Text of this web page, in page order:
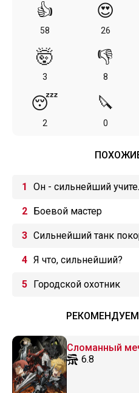
👍
58
😍
26
🤯
3
👎
8
😴
2
🔪
0
Он - сильнейший
Боевой мастер
Сильнейший танк
Я что, сильнейший?
Городской охотник
Сломанный
6.8